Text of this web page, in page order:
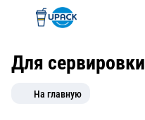
Для сервировки
На главную